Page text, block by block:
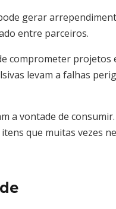
gerar
entre parceiros.
comprometer projetos
levam a falhas
a vontade de
que muitas vezes